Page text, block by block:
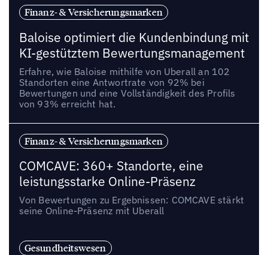
Finanz- & Versicherungsmarken
Baloise optimiert die Kundenbindung mit
KI-gestütztem Bewertungsmanagement
Erfahre, wie Baloise mithilfe von Uberall an 102
Standorten eine Antwortrate von 92% bei
Bewertungen und eine Vollständigkeit des Profils
von 93% erreicht hat.
Finanz- & Versicherungsmarken
COMCAVE: 360+ Standorte, eine
leistungsstarke Online-Präsenz
Von Bewertungen zu Ergebnissen: COMCAVE stärkt
seine Online-Präsenz mit Uberall
Gesundheitswesen